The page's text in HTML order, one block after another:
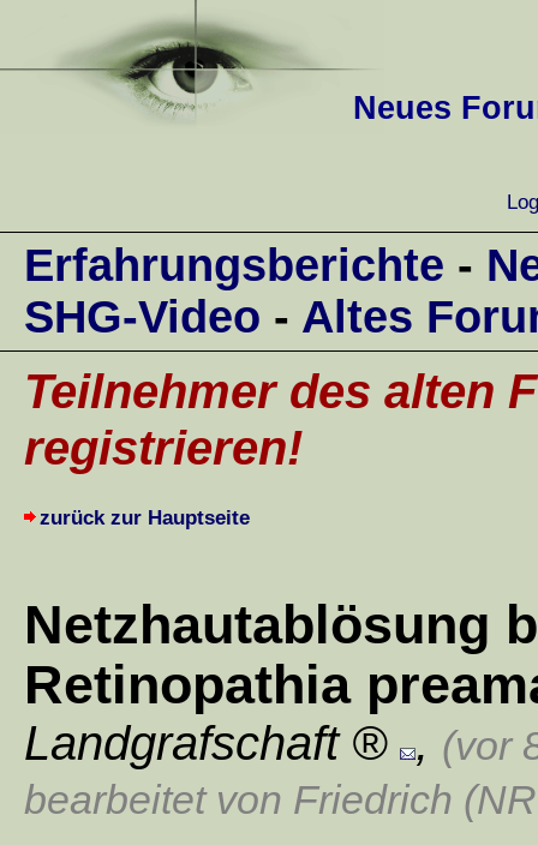
Neues
Erfahrungsberichte -
SHG-Video - Altes
Teilnehmer des alten
registrieren!
zurück zur Hauptseite
Netzhautablösung
Retinopathia
Landgrafschaft , (vor
bearbeitet von Friedrich